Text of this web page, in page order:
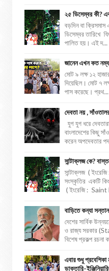
২৫ ডিসেম্বর কী?
বড়দিন বা
ডিসেম্বর তারিখে
পালিত হয়। এই দ...
জানেন এখন কত
মোট ৯ লক্ষ ১২
দিয়েছিল। মোট ৭
পাস করেছে। প্রথ...
দেবতা নয় ,
যুগ যুগ ধরে
বাংলাদেশের কিছু
করেন অপদেবতার
সান্টাক্লজ কে?
সান্টাক্লজ (
সংস্কৃতির একটি
( ইংরেজি :
বাড়িতে কন্যা
দেশের সার্বিক
ও রাজ্য সরকার
বিশেষ প্রকল্প
এবার শুধু প্রবেশিকা
ডাক্তারি-